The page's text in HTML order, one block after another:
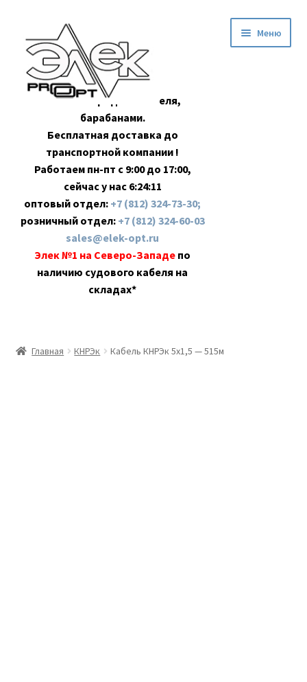
навигации
содержимому
Оптовая продажа кабеля,
барабанами.
Бесплатная доставка до
транспортной компании !
Работаем пн-пт с 9:00 до 17:00,
сейчас у нас 6:24:12
оптовый отдел: +7 (812) 324-73-30;
розничный отдел: +7 (812) 324-60-03
sales@elek-opt.ru
Элек №1 на Северо-Западе по
наличию судового кабеля на
складах*
Меню
Главная КНРЭк Кабель КНРЭк 5х1,5 — 515м